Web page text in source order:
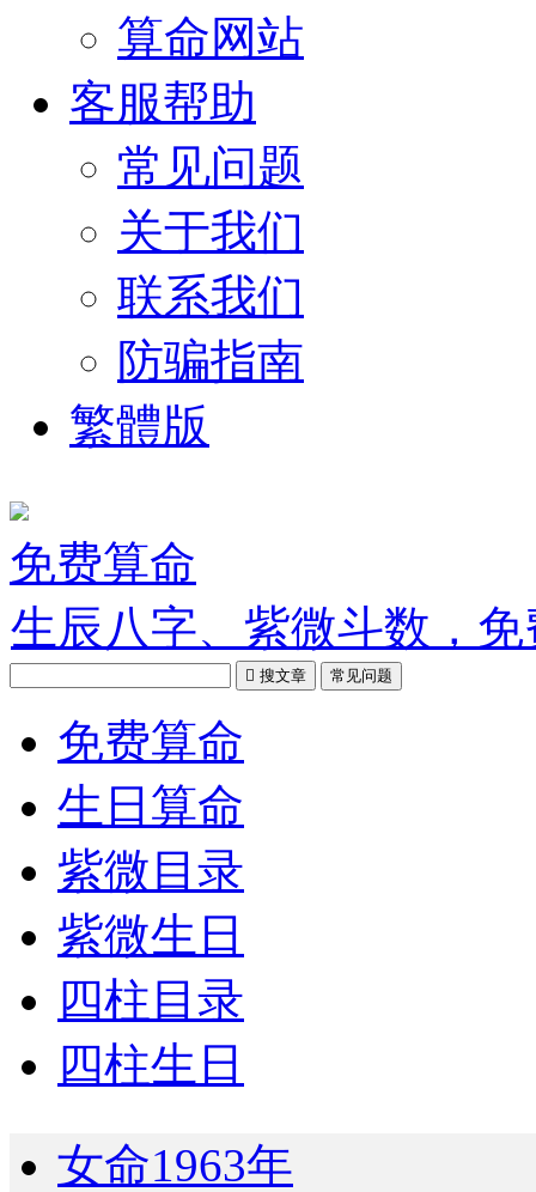
算命网站
客服帮助
常见问题
关于我们
联系我们
防骗指南
繁體版
免费算命
生辰八字、紫微斗数，
 搜文章 常见问题
免费算命
生日算命
紫微目录
紫微生日
四柱目录
四柱生日
女命1963年